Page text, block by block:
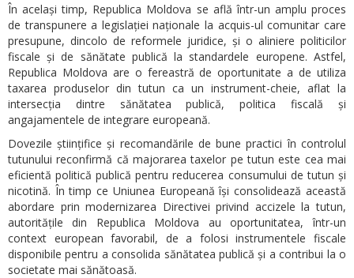
În același timp, Republica Moldova se află într-un amplu proces
de transpunere a legislației naționale la acquis-ul comunitar care
presupune, dincolo de reformele juridice, și o aliniere politicilor
fiscale și de sănătate publică la standardele europene. Astfel,
Republica Moldova are o fereastră de oportunitate a de utiliza
taxarea produselor din tutun ca un instrument-cheie, aflat la
intersecția dintre sănătatea publică, politica fiscală și
angajamentele de integrare europeană.
Dovezile științifice și recomandările de bune practici în controlul
tutunului reconfirmă că majorarea taxelor pe tutun este cea mai
eficientă politică publică pentru reducerea consumului de tutun și
nicotină. În timp ce Uniunea Europeană își consolidează această
abordare prin modernizarea Directivei privind accizele la tutun,
autoritățile din Republica Moldova au oportunitatea, într-un
context european favorabil, de a folosi instrumentele fiscale
disponibile pentru a consolida sănătatea publică și a contribui la o
societate mai sănătoasă.